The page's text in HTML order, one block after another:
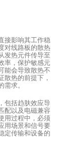
接影响其工作稳
对线路板的散热
发热元件传导至
率，保护敏感元
能会导致散热不
散热的前提下，
求。
包括趋肤效应导
配以及电磁兼容
用过程中，必须
用场景和信号要
定传输和设备的